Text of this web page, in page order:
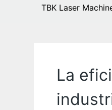
TBK Laser
La